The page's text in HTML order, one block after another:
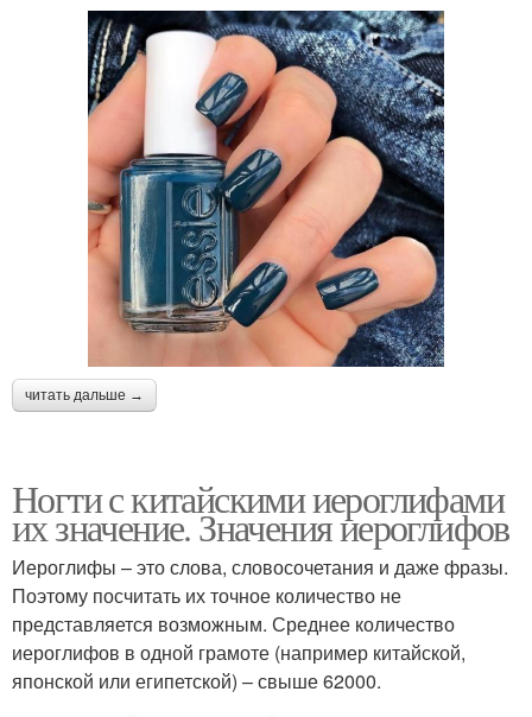
читать дальше →
Ногти с китайскими иероглифами
их значение. Значения иероглифов
Иероглифы – это слова, словосочетания и даже фразы.
Поэтому посчитать их точное количество не
представляется возможным. Среднее количество
иероглифов в одной грамоте (например китайской,
японской или египетской) – свыше 62000.